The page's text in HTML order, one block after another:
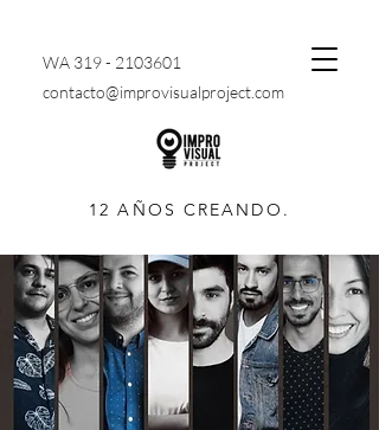
WA 319 - 2103601
contacto@improvisualproject.com
12 AÑOS CREANDO.